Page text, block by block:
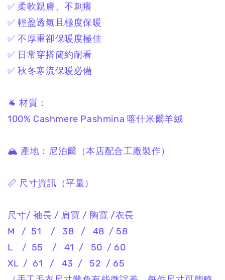
✅ 柔軟親膚、不刺癢
✅ 輕盈透氣且極度保暖
✅ 不厚重卻保暖度極佳
✅ 日常穿搭簡約耐看
✅ 秋冬寒流保暖必備
🐐 材質：
100% Cashmere Pashmina 喀什米爾羊絨
🏔 產地：尼泊爾（本店配合工廠製作）
📏 尺寸資訊（平量）
尺寸/ 袖長 / 肩寬 / 胸寬 /衣長
M / 51 / 38 / 48 / 58
L / 55 / 41 / 50 / 60
XL / 61 / 43 / 52 / 65